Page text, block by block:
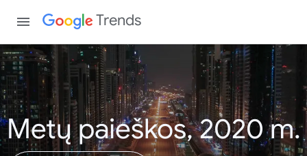
Trends
Metų paieškos, 2020 m.